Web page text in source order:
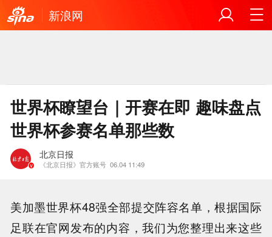
新浪网
世界杯瞭望台｜开赛在即 趣味盘点
世界杯参赛名单那些数
北京日报
《北京日报》官方账号 06.04 11:49
美加墨世界杯48强全部提交阵容名单，根据国际
足联在官网发布的内容，我们为您整理出来这些